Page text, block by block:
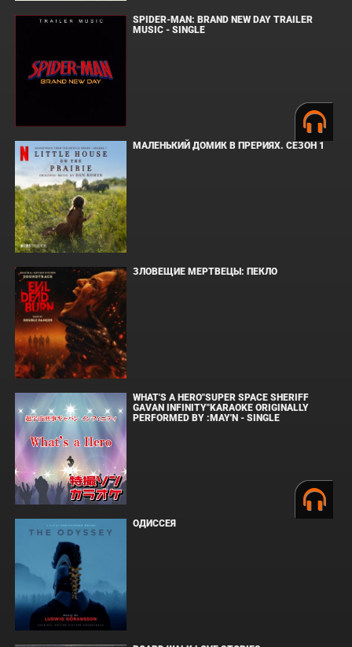
SPIDER-MAN: BRAND NEW DAY TRAILER
MUSIC - SINGLE
МАЛЕНЬКИЙ ДОМИК В ПРЕРИЯХ. СЕЗОН 1
ЗЛОВЕЩИЕ МЕРТВЕЦЫ: ПЕКЛО
WHAT'S A HERO"SUPER SPACE SHERIFF
GAVAN INFINITY"KARAOKE ORIGINALLY
PERFORMED BY :MAY'N - SINGLE
ОДИССЕЯ